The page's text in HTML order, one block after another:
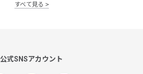
すべて見る
公式SNSアカウント